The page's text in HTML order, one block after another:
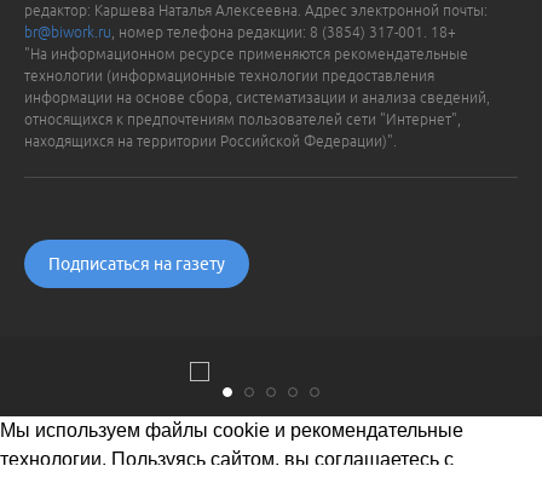
редактор: Каршева Наталья Алексеевна. Адрес электронной почты:
br@biwork.ru , номер телефона редакции: 8 (3854) 317-001. 18+
"На информационном ресурсе применяются рекомендательные
технологии (информационные технологии предоставления
информации на основе сбора, систематизации и анализа сведений,
относящихся к предпочтениям пользователей сети "Интернет",
находящихся на территории Российской Федерации)".
Подписаться на газету
Мы используем файлы cookie и рекомендательные
технологии. Пользуясь сайтом, вы соглашаетесь с